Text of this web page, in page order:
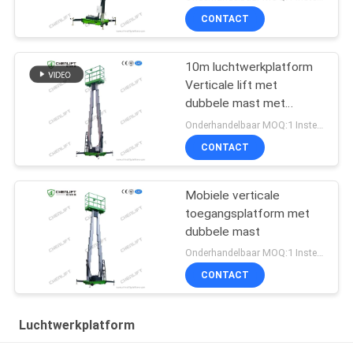
CONTACT
10m luchtwerkplatform
Verticale lift met
dubbele mast met
verlengplatform
CONTACT
Mobiele verticale
toegangsplatform met
dubbele mast
Onderhandelbaar MOQ:1 Instellen
CONTACT
Luchtwerkplatform